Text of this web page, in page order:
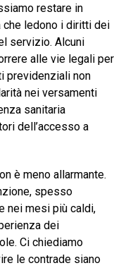
restare in
ledono i diritti dei
servizio. Alcuni
alle vie legali per
previdenziali non
nei versamenti
sanitaria
dell’accesso a
è meno allarmante.
spesso
nei mesi più caldi,
dei
Ci chiediamo
le contrade siano